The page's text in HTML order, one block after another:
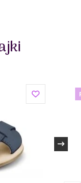
od 1976
do
dziecięce
dzieci z Primigi
z dbałością
dla dzieci od
oraz
lekkie, miękkie
a przy tym